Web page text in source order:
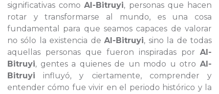
significativas comoAl-Bitruyi, personas que hacen
rotar y transformarse al mundo, es una cosa
fundamental para que seamos capaces de valorar
no sólo la existencia deAl-Bitruyi, sino la de todas
aquellas personas que fueron inspiradas por Al-
Bitruyi, gentes a quienes de un modo u otro Al-
Bitruyi influyó, y ciertamente, comprender y
entender cómo fue vivir en el periodo histórico y la